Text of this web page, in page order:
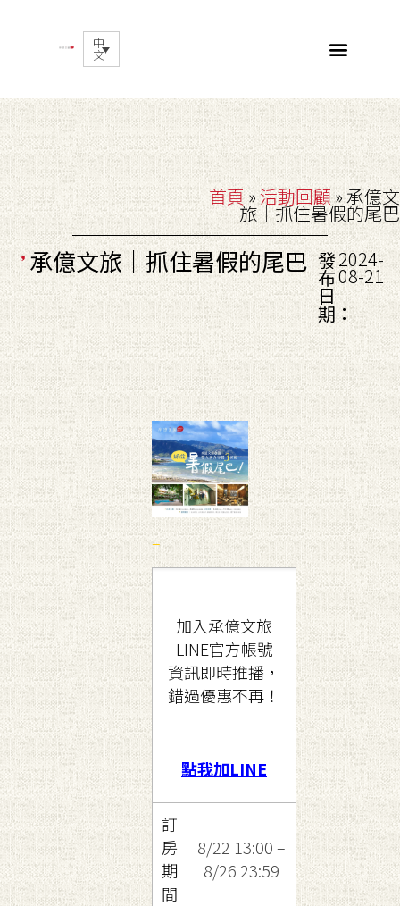
中
文
首頁»活動回顧»承億文
旅｜抓住暑假的尾巴
承億文旅｜抓住暑假的尾巴 發
布
日
期：
2024-
08-21
–
加入承億文旅
LINE官方帳號
資訊即時推播，
錯過優惠不再！
點我加LINE
訂
房
期
間
8/22 13:00 –
8/26 23:59